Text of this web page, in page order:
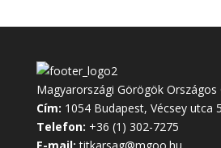
Magyarországi Görögök
Cím: 1054 Budapest, Vécsey utca
Telefon: +36 (1) 302-7275